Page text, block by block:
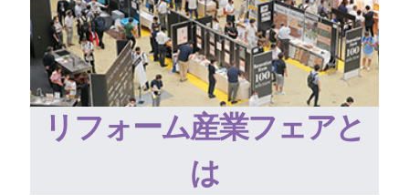
リフォーム産業フェアと
は